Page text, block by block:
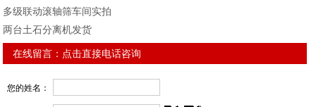
多级联动滚轴筛车间实拍
两台土石分离机发货
在线留言： 点击直接电话咨询
您的姓名：